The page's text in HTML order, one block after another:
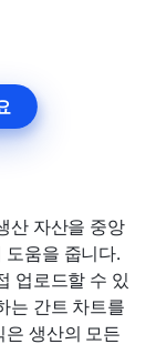
산 자산을 중앙
움을 줍니다.
업로드할 수 있
는 간트 차트를
생산의 모든